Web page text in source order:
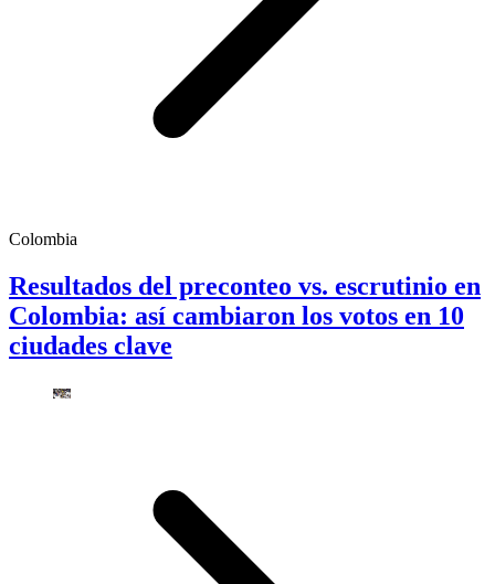
Colombia
Resultados del preconteo vs. escrutinio en
Colombia: así cambiaron los votos en 10
ciudades clave